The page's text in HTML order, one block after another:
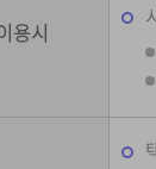
용시